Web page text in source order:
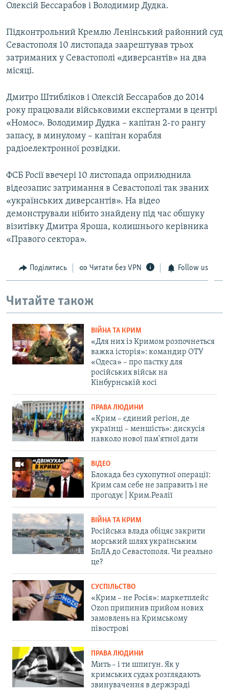
Олексій Бессарабов і Володимир Дудка.
Підконтрольний Кремлю Ленінський районний суд
Севастополя 10 листопада заарештував трьох
затриманих у Севастополі «диверсантів» на два
місяці.
Дмитро Штибліков і Олексій Бессарабов до 2014
року працювали військовими експертами в центрі
«Номос». Володимир Дудка – капітан 2-го рангу
запасу, в минулому – капітан корабля
радіоелектронної розвідки.
ФСБ Росії ввечері 10 листопада оприлюднила
відеозапис затримання в Севастополі так званих
«українських диверсантів». На відео
демонстрували нібито знайдену під час обшуку
візитівку Дмитра Яроша, колишнього керівника
«Правого сектора».
Поділитись Читати без VPN Follow us
Читайте також
ВІЙНА ТА КРИМ
«Для них із Кримом розпочнеться
важка історія»: командир ОТУ
«Одеса» – про пастку для
російських військ на
Кінбурнській косі
ПРАВА ЛЮДИНИ
«Крим – єдиний регіон, де
українці – меншість»: дискусія
навколо нової пам'ятної дати
ВІДЕО
Блокада без сухопутної операції:
Крим сам себе не заправить і не
прогодує | Крим.Реалії
ВІЙНА ТА КРИМ
Російська влада обіцяє закрити
морський шлях українським
БпЛА до Севастополя. Чи реально
це?
СУСПІЛЬСТВО
«Крим – не Росія»: маркетплейс
Ozon припинив прийом нових
замовлень на Кримському
півострові
ПРАВА ЛЮДИНИ
Мить – і ти шпигун. Як у
кримських судах розглядають
звинувачення в держзраді